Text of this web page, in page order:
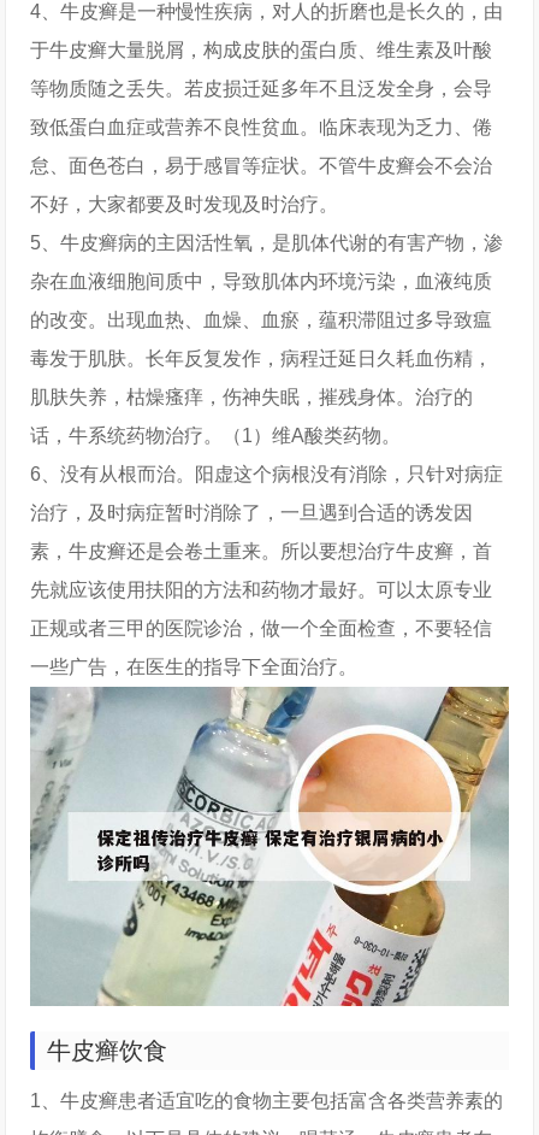
4、牛皮癣是一种慢性疾病，对人的折磨也是长久的，由
于牛皮癣大量脱屑，构成皮肤的蛋白质、维生素及叶酸
等物质随之丢失。若皮损迁延多年不且泛发全身，会导
致低蛋白血症或营养不良性贫血。临床表现为乏力、倦
怠、面色苍白，易于感冒等症状。不管牛皮癣会不会治
不好，大家都要及时发现及时治疗。
5、牛皮癣病的主因活性氧，是肌体代谢的有害产物，渗
杂在血液细胞间质中，导致肌体内环境污染，血液纯质
的改变。出现血热、血燥、血瘀，蕴积滞阻过多导致瘟
毒发于肌肤。长年反复发作，病程迁延日久耗血伤精，
肌肤失养，枯燥瘙痒，伤神失眠，摧残身体。治疗的
话，牛系统药物治疗。（1）维A酸类药物。
6、没有从根而治。阳虚这个病根没有消除，只针对病症
治疗，及时病症暂时消除了，一旦遇到合适的诱发因
素，牛皮癣还是会卷土重来。所以要想治疗牛皮癣，首
先就应该使用扶阳的方法和药物才最好。可以太原专业
正规或者三甲的医院诊治，做一个全面检查，不要轻信
一些广告，在医生的指导下全面治疗。
牛皮癣饮食
1、牛皮癣患者适宜吃的食物主要包括富含各类营养素的